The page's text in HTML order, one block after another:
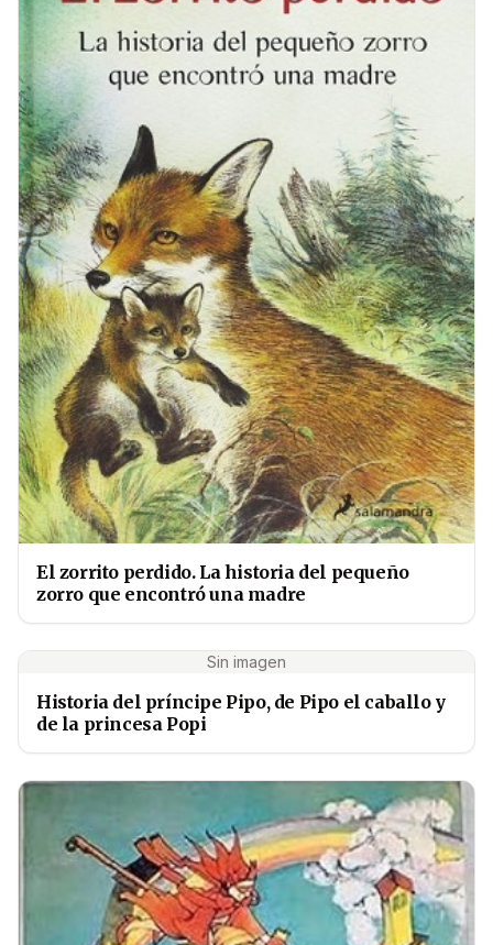
El zorrito perdido. La historia del pequeño
zorro que encontró una madre
Sin imagen
Historia del príncipe Pipo, de Pipo el caballo y
de la princesa Popi